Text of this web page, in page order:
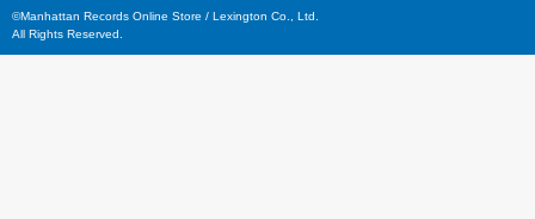
©Manhattan Records Online Store / Lexington Co., Ltd.
All Rights Reserved.